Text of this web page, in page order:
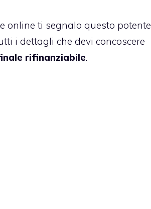
online ti segnalo questo potente
i dettagli che devi concoscere
rifinanziabile.